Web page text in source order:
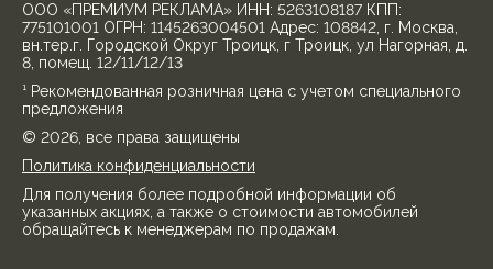
ООО «ПРЕМИУМ РЕКЛАМА» ИНН: 5263108187 КПП:
775101001 ОГРН: 1145263004501 Адрес: 108842, г. Москва,
вн.тер.г. Городской Округ Троицк, г Троицк, ул Нагорная, д.
8, помещ. 12/11/12/13
¹ Рекомендованная розничная цена с учетом специального
предложения
© 2026, все права защищены
Политика конфиденциальности
Для получения более подробной информации об
указанных акциях, а также о стоимости автомобилей
обращайтесь к менеджерам по продажам.